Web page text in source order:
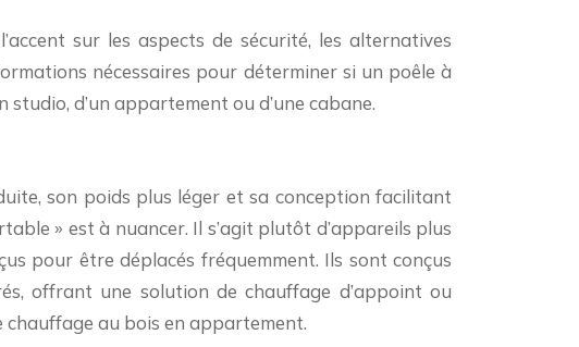
sur les aspects de sécurité, les alternatives
nécessaires pour déterminer si un poêle à
d’un appartement ou d’une cabane.
son poids plus léger et sa conception facilitant
» est à nuancer. Il s’agit plutôt d’appareils plus
pour être déplacés fréquemment. Ils sont conçus
offrant une solution de chauffage d’appoint ou
au bois en appartement.